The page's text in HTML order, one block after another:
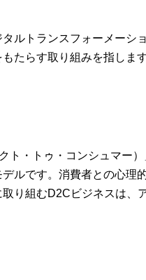
ルトランスフォーメーシ
たらす取り組みを指しま
ト・トゥ・コンシュマー
ルです。消費者との心理
り組むD2Cビジネスは、